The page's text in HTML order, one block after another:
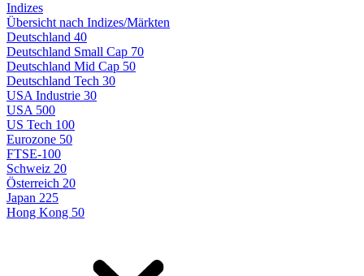
Indizes
Übersicht nach Indizes/Märkten
Deutschland 40
Deutschland Small Cap 70
Deutschland Mid Cap 50
Deutschland Tech 30
USA Industrie 30
USA 500
US Tech 100
Eurozone 50
FTSE-100
Schweiz 20
Österreich 20
Japan 225
Hong Kong 50